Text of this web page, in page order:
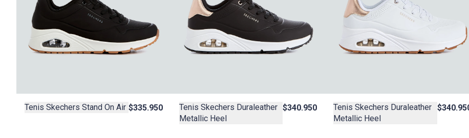
Tenis Skechers Stand On Air $335.950
Tenis Skechers Duraleather
Metallic Heel
$340.950
Tenis Skechers Duraleather
Metallic Heel